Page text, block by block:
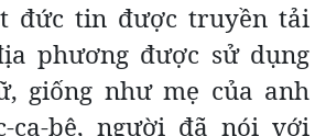
đức tin được truyền tải
phương được sử dụng
giống như mẹ của anh
ca-bê, người đã nói với